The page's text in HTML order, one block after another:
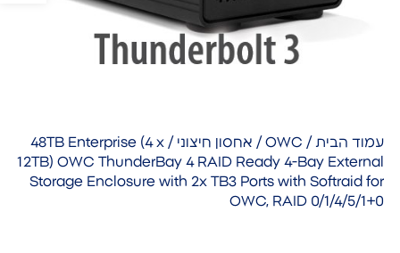
עמוד הבית /
OWC
/ אחסון חיצוני
/ 48TB Enterprise (4 x
12TB) OWC ThunderBay 4 RAID Ready 4-Bay External
Storage Enclosure with 2x TB3 Ports with Softraid for
OWC, RAID 0/1/4/5/1+0